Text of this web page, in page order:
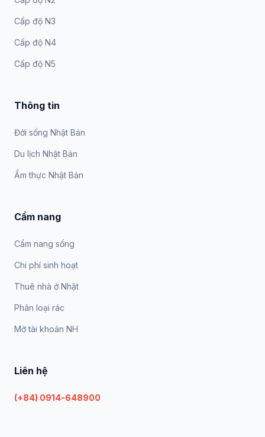
Cấp độ N3
Cấp độ N4
Cấp độ N5
Thông tin
Đời sống Nhật Bản
Du lịch Nhật Bản
Ẩm thực Nhật Bản
Cẩm nang
Cẩm nang sống
Chi phí sinh hoạt
Thuê nhà ở Nhật
Phân loại rác
Mở tài khoản NH
Liên hệ
(+84) 0914-648900